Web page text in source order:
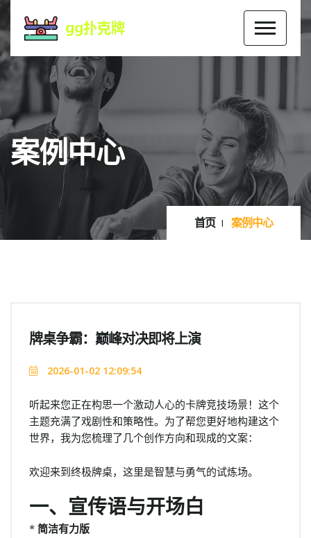
案例中心
首页 案例中心
牌桌争霸：巅峰对决即将上演
2026-01-02 12:09:54
听起来您正在构思一个激动人心的卡牌竞技场景！这个
主题充满了戏剧性和策略性。为了帮您更好地构建这个
世界，我为您梳理了几个创作方向和现成的文案：
欢迎来到终极牌桌，这里是智慧与勇气的试炼场。
一、宣传语与开场白
* 简洁有力版